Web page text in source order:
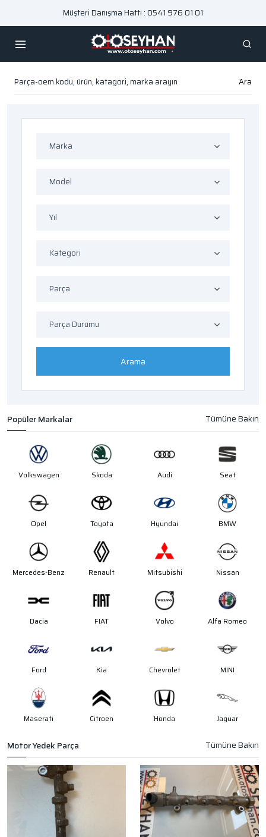
Müşteri Danışma Hattı : 0541 976 01 01
Ara
Marka
Model
Yıl
Kategori
Parça
Parça Durumu
Arama
Popüler Markalar
Volkswagen Skoda Audi Seat
Opel Toyota Hyundai BMW
Mercedes-Benz Renault Mitsubishi Nissan
Dacia FIAT Volvo Alfa Romeo
Ford Kia Chevrolet MINI
Maserati Citroen Honda Jaguar
Motor Yedek Parça